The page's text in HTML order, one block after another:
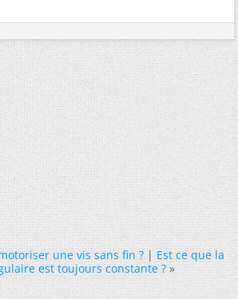
une vis sans fin ?|Est ce que la
est toujours constante ? »